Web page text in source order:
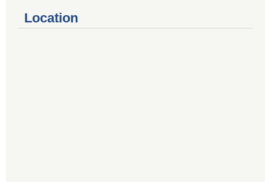
Location